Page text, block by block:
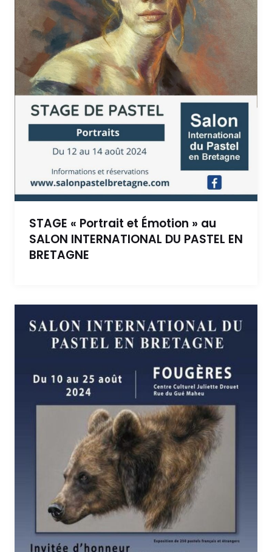
STAGE « Portrait et Émotion » au
SALON INTERNATIONAL DU PASTEL EN
BRETAGNE